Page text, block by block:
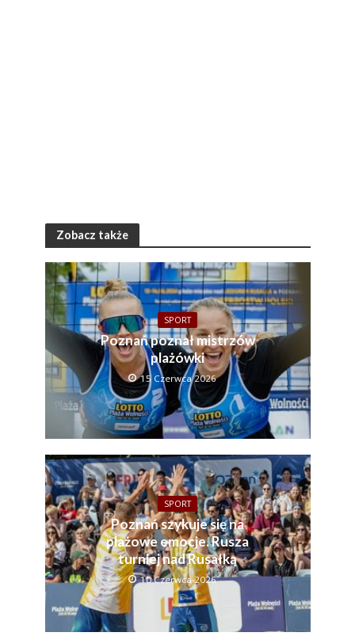
Zobacz także
SPORT
Poznań poznał mistrzów
plażówki
15 Czerwca 2026
SPORT
Poznań szykuje się na
plażowe emocje. Rusza
turniej nad Rusałką
10 Czerwca 2026